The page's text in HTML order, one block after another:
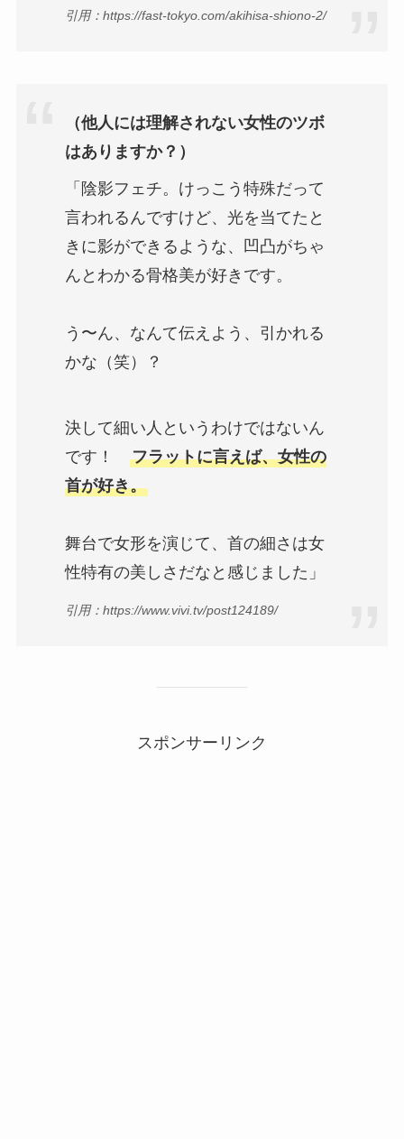
引用：https://fast-tokyo.com/akihisa-shiono-2/
（他人には理解されない女性のツボ
はありますか？）
「陰影フェチ。けっこう特殊だって
言われるんですけど、光を当てたと
きに影ができるような、凹凸がちゃ
んとわかる骨格美が好きです。
う〜ん、なんて伝えよう、引かれる
かな（笑）？
決して細い人というわけではないん
です！ フラットに言えば、女性の
首が好き。
舞台で女形を演じて、首の細さは女
性特有の美しさだなと感じました」
引用：https://www.vivi.tv/post124189/
スポンサーリンク